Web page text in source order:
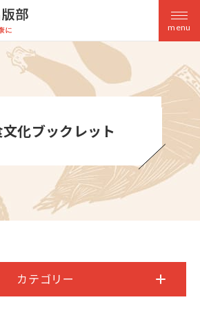
menu
化ブックレット
カテゴリー